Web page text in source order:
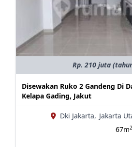
Rp. 210 juta
Disewakan Ruko 2 Gandeng Di
Kelapa Gading, Jakut
Dki Jakarta, Jakarta
67m2